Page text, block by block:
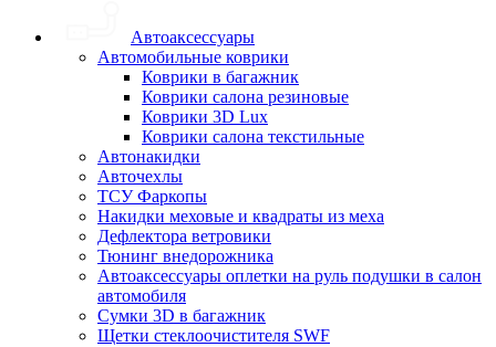
Автоаксессуары
Автомобильные коврики
Коврики в багажник
Коврики салона резиновые
Коврики 3D Lux
Коврики салона текстильные
Автонакидки
Авточехлы
ТСУ Фаркопы
Накидки меховые и квадраты из меха
Дефлектора ветровики
Тюнинг внедорожника
Автоаксессуары оплетки на руль подушки в салон
автомобиля
Сумки 3D в багажник
Щетки стеклоочистителя SWF